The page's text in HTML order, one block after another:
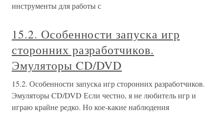
инструменты для работы с
15.2. Особенности запуска игр
сторонних разработчиков.
Эмуляторы CD/DVD
15.2. Особенности запуска игр сторонних разработчиков.
Эмуляторы CD/DVD Если честно, я не любитель игр и
играю крайне редко. Но кое-какие наблюдения